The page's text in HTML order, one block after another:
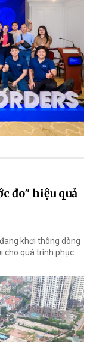
đo" hiệu quả
khơi thông dòng
cho quá trình phục